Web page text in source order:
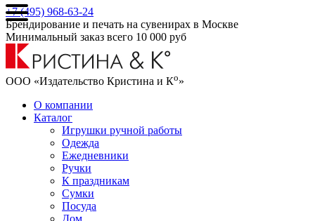
+7 (495) 968-63-24
Брендирование и печать на сувенирах в Москве
Минимальный заказ всего 10 000 руб
ООО «Издательство Кристина и Ко»
О компании
Каталог
Игрушки ручной работы
Одежда
Ежедневники
Ручки
К праздникам
Сумки
Посуда